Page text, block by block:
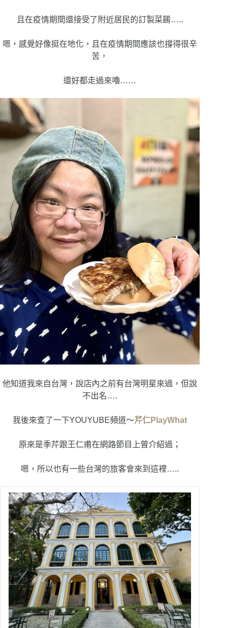
且在疫情期間還接受了附近居民的訂製菜餚…..
嗯，感覺好像挺在地化，且在疫情期間應該也撐得很辛
苦，
還好都走過來嚕……
他知道我來自台灣，說店內之前有台灣明星來過，但說
不出名….
我後來查了一下YOUYUBE頻道～芹仁PlayWhat
原來是季芹跟王仁甫在網路節目上曾介紹過；
嗯， 所以也有一些台灣的旅客會來到這裡…..